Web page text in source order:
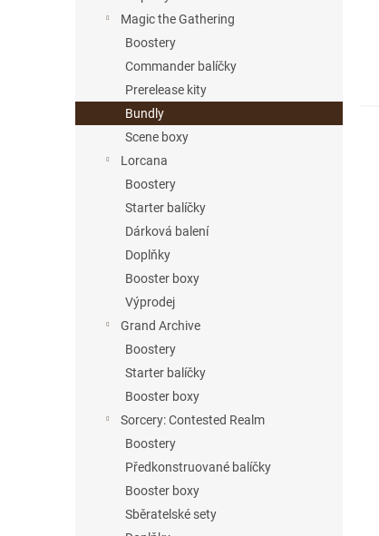
Magic the Gathering
Boostery
Commander balíčky
Prerelease kity
Bundly
Scene boxy
Lorcana
Boostery
Starter balíčky
Dárková balení
Doplňky
Booster boxy
Výprodej
Grand Archive
Boostery
Starter balíčky
Booster boxy
Sorcery: Contested Realm
Boostery
Předkonstruované balíčky
Booster boxy
Sběratelské sety